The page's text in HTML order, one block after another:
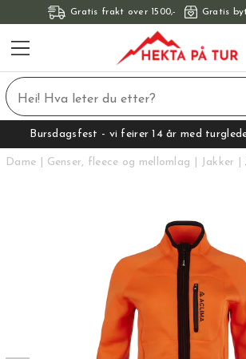
Gratis frakt over 1500,- Gratis
Bursdagsfest - vi feirer 14 år med
Dame Genser, fleece og mellomlag Jakker